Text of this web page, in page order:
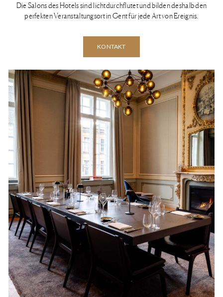
Die Salons des Hotels sind lichtdurchflutet und bilden deshalb den
perfekten Veranstaltungsort in Gent für jede Art von Ereignis.
KONTAKT